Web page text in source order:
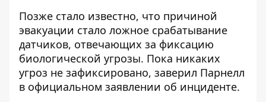
Позже стало известно, что причиной
эвакуации стало ложное срабатывание
датчиков, отвечающих за фиксацию
биологической угрозы. Пока никаких
угроз не зафиксировано, заверил Парнелл
в официальном заявлении об инциденте.